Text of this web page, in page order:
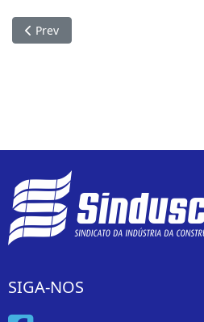
Previous article: Cerimônia de
Prev
SIGA-NOS